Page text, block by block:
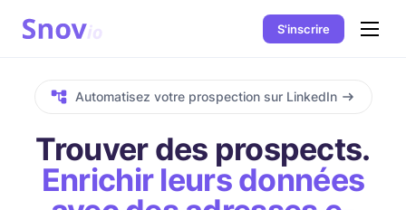
S'inscrire
Automatisez votre prospection sur LinkedIn
Trouver des prospects.
Enrichir leurs données